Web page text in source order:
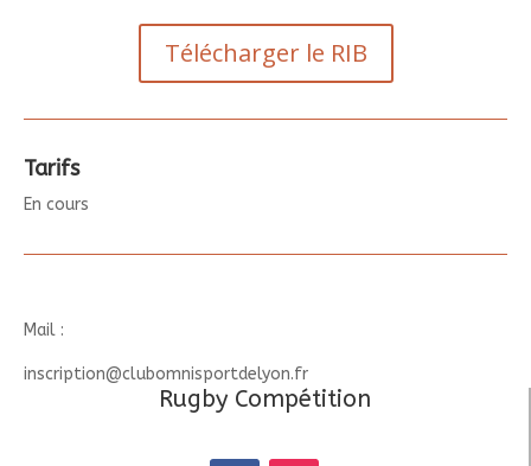
Télécharger le RIB
Tarifs
En cours
Mail :
inscription@clubomnisportdelyon.fr
Rugby Compétition